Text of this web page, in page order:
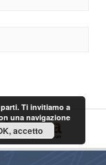
Ti invitiamo a
una navigazione
accetto